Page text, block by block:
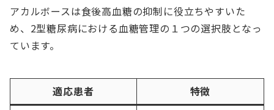
アカルボースは食後高血糖の抑制に役立ちやすいた
め、2型糖尿病における血糖管理の１つの選択肢となっ
ています。
適応患者 特徴